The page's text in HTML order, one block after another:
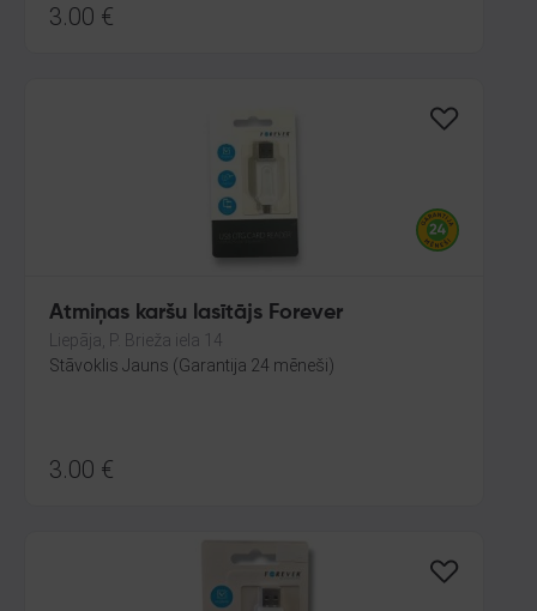
3.00 €
Atmiņas karšu lasītājs Forever
Liepāja, P. Brieža iela 14
Stāvoklis Jauns (Garantija 24 mēneši)
3.00 €